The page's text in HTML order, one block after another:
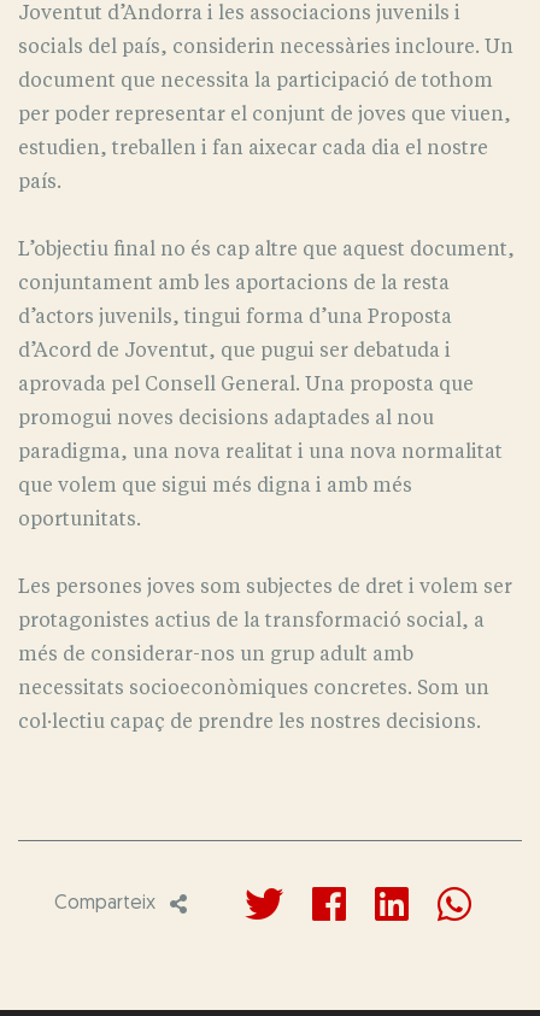
Joventut d’Andorra i les associacions juvenils i
socials del país, considerin necessàries incloure. Un
document que necessita la participació de tothom
per poder representar el conjunt de joves que viuen,
estudien, treballen i fan aixecar cada dia el nostre
país.
L’objectiu final no és cap altre que aquest document,
conjuntament amb les aportacions de la resta
d’actors juvenils, tingui forma d’una Proposta
d’Acord de Joventut, que pugui ser debatuda i
aprovada pel Consell General. Una proposta que
promogui noves decisions adaptades al nou
paradigma, una nova realitat i una nova normalitat
que volem que sigui més digna i amb més
oportunitats.
Les persones joves som subjectes de dret i volem ser
protagonistes actius de la transformació social, a
més de considerar-nos un grup adult amb
necessitats socioeconòmiques concretes. Som un
col·lectiu capaç de prendre les nostres decisions.
Comparteix